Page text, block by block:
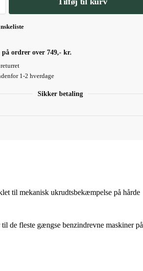
ordrer over 749,- kr.
1-2 hverdage
Sikker betaling
til mekanisk ukrudtsbekæmpelse på hårde
de fleste gængse benzindrevne maskiner på